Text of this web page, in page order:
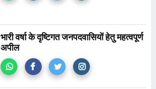
भारी वर्षा के दृष्टिगत जनपदवासियों हेतु महत्वपूर्ण
अपील